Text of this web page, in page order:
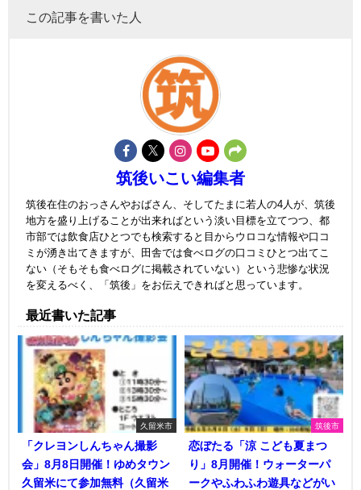
この記事を書いた人
筑後いこい編集者
筑後在住のおっさんやおばさん、そしてたまに若人の4人が、筑後
地方を盛り上げることが出来ればという淡い目標を立てつつ、都
市部では飲食店ひとつでも検索すると目からウロコな情報や口コ
ミが湧き出てきますが、田舎では食べログの口コミひとつ出てこ
ない（そもそも食べログに掲載されていない）という悲惨な状況
を変えるべく、「筑後」をお伝えできればと思っています。
最近書いた記事
久留米市
「クレヨンしんちゃん撮影
会」8月8日開催！ゆめタウン
久留米にて参加無料（久留米
筑後市
恋ぼたる「涼 こども夏まつ
り」8月開催！ウォーターパ
ークやふわふわ遊具などがい